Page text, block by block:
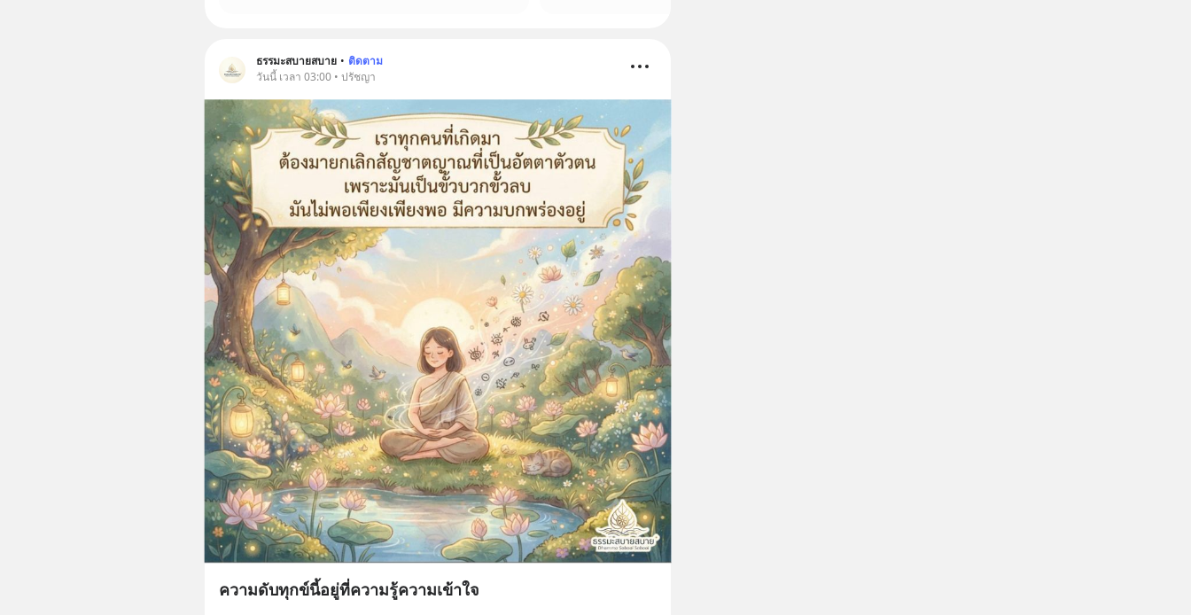
------------------------------------ ท่านสามารถ
กด "ติดตาม" ที่ช่อง "ธรรมะสบายสบาย |
Dhamma Sabaai Sabaai" เพื่อรับการ
อัพเดทธรรมะใหม่ ๆ คลิปวีดีโอนี้จัดทำ
ขึ้นเพื่อเป็นธรรมทานเท่านั้น หากมีข้อผิด
พลาดประการใด คณะศิษย์ผู้จัดขอน้อม
รับ ขออภัยมา ณ ที่นี้ และขอความกรุณา
ชี้แนะด้วย จักเป็นพระคุณยิ่ง 🔗 โดยทุก
ท่านสามารถติดตามเพิ่มเติมได้ที่ | You
can receive new Dharma updates.
https://linktr.ee/watsubthawee 📮
สอบถามข้อมูลเพิ่มเติมได้ที่ | Contact
us https://lin.ee/muz7Sxl or
https://linktr.ee/monasteryinfo
#ธรรมะ #ฟังธรรม #พระธรรมคำสอน
#การให้ธรรมะเป็นทานชนะการให้ทั้ง
ปวง #ใจดีใจสบาย #YouTubeธรรมะ
สบายสบาย #LineOpenChatธรรมะ
สบายสบาย #Facebookธรรมะใจดีใจ
สบาย #blockditธรรมะสบายสบาย
c379a1fcad4fff7a07f44 --------------------
"ติดตาม" ที่ช่อง "ธรรมะสบายสบาย |
Dhamma Sabaai Sabaai" เพื่อรับการ
อัพเดทธรรมะใหม่ ๆ คลิปวีดีโอนี้จัดทำ
ขึ้นเพื่อเป็นธรรมทานเท่านั้น หากมีข้อผิด
พลาดประการใด คณะศิษย์ผู้จัดขอน้อม
รับ ขออภัยมา ณ ที่นี้ และขอความกรุณา
ชี้แนะด้วย จักเป็นพระคุณยิ่ง 🔗 โดยทุก
ท่านสามารถติดตามเพิ่มเติมได้ที่ | You
can receive new Dharma updates.
https://linktr.ee/watsubthawee 📮
สอบถามข้อมูลเพิ่มเติมได้ที่ | Contact
us https://lin.ee/muz7Sxl or
https://linktr.ee/monasteryinfo
#ธรรมะ #ฟังธรรม #พระธรรมคำสอน
#การให้ธรรมะเป็นทานชนะการให้ทั้ง
ปวง #ใจดีใจสบาย #YouTubeธรรมะ
สบายสบาย #LineOpenChatธรรมะ
สบายสบาย #Facebookธรรมะใจดีใจ
สบาย #blockditธรรมะสบายสบาย
ธรรมะสบายสบาย • ติดตาม
วันนี้ เวลา 03:00 • ปรัชญา
ความดับทุกข์นี้อยู่ที่ความรู้ความเข้าใจ